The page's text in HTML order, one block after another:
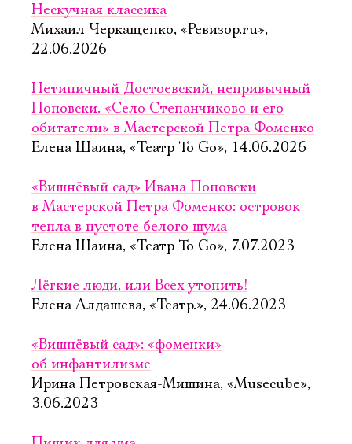
Нескучная классика
Михаил Черкащенко, «Ревизор.ru»,
22.06.2026
Нетипичный Достоевский, непривычный
Поповски. «Село Степанчиково и его
обитатели» в Мастерской Петра Фоменко
Елена Шаина, «Театр To Go», 14.06.2026
«Вишнёвый сад» Ивана Поповски
в Мастерской Петра Фоменко: островок
тепла в пустоте белого шума
Елена Шаина, «Театр To Go», 7.07.2023
Лёгкие люди, или Всех утопить!
Елена Алдашева, «Театр.», 24.06.2023
«Вишнёвый сад»: «фоменки»
об инфантилизме
Ирина Петровская-Мишина, «Musecube»,
3.06.2023